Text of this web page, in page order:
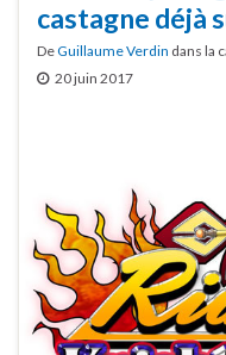
castagne déjà
DeGuillaume Verdin dans la
20 juin 2017